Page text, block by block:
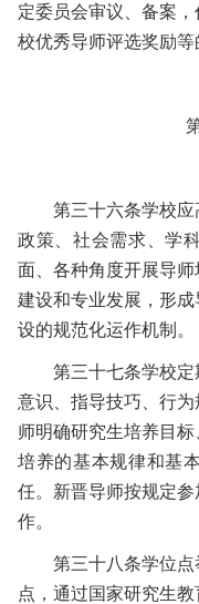
定委员会审议、备案，
校优秀导师评选奖励等
第三十六条学校应
政策、社会需求、学
面、各种角度开展导
建设和专业发展，形
设的规范化运作机制。
第三十七条学校定
意识、指导技巧、行
师明确研究生培养目
培养的基本规律和基
任。新晋导师按规定
作。
第三十八条学位点
点，通过国家研究生